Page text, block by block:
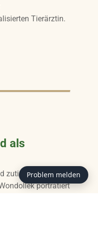
Tierärztin.
als
zutiefst
porträtiert
Problem melden